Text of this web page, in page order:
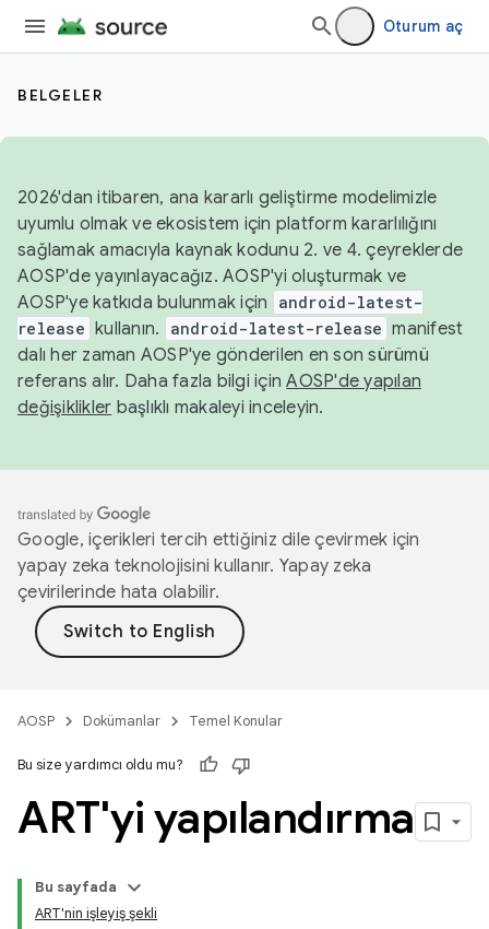
Oturum aç
BELGELER
2026'dan itibaren, ana kararlı geliştirme modelimizle
uyumlu olmak ve ekosistem için platform kararlılığını
sağlamak amacıyla kaynak kodunu 2. ve 4. çeyreklerde
AOSP'de yayınlayacağız. AOSP'yi oluşturmak ve
AOSP'ye katkıda bulunmak için
android-latest-
release kullanın. android-latest-release manifest
dalı her zaman AOSP'ye gönderilen en son sürümü
referans alır. Daha fazla bilgi içinAOSP'de yapılan
değişiklikler başlıklı makaleyi inceleyin.
Google, içerikleri tercih ettiğiniz dile çevirmek için
yapay zeka teknolojisini kullanır. Yapay zeka
çevirilerinde hata olabilir.
AOSP Dokümanlar Temel Konular
Bu size yardımcı oldu mu?
ART'yi yapılandırma
Bu sayfada
ART'nin işleyiş şekli